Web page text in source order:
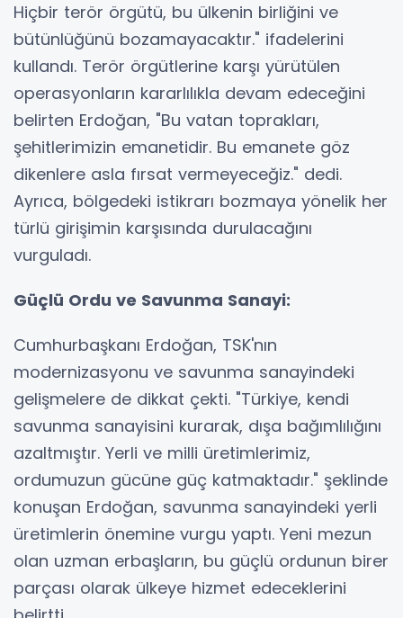
Hiçbir terör örgütü, bu ülkenin birliğini ve
bütünlüğünü bozamayacaktır." ifadelerini
kullandı. Terör örgütlerine karşı yürütülen
operasyonların kararlılıkla devam edeceğini
belirten Erdoğan, "Bu vatan toprakları,
şehitlerimizin emanetidir. Bu emanete göz
dikenlere asla fırsat vermeyeceğiz." dedi.
Ayrıca, bölgedeki istikrarı bozmaya yönelik her
türlü girişimin karşısında durulacağını
vurguladı.
Güçlü Ordu ve Savunma Sanayi:
Cumhurbaşkanı Erdoğan, TSK'nın
modernizasyonu ve savunma sanayindeki
gelişmelere de dikkat çekti. "Türkiye, kendi
savunma sanayisini kurarak, dışa bağımlılığını
azaltmıştır. Yerli ve milli üretimlerimiz,
ordumuzun gücüne güç katmaktadır." şeklinde
konuşan Erdoğan, savunma sanayindeki yerli
üretimlerin önemine vurgu yaptı. Yeni mezun
olan uzman erbaşların, bu güçlü ordunun birer
parçası olarak ülkeye hizmet edeceklerini